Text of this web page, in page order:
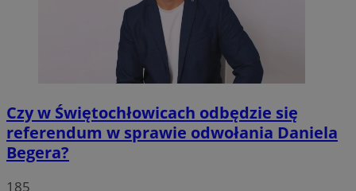
Czy w Świętochłowicach odbędzie się
referendum w sprawie odwołania Daniela
Begera?
185